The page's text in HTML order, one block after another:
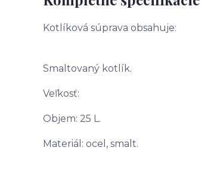
Kotlíková súprava obsahuje:
Smaltovaný kotlík.
Veľkosť:
Objem: 25 L.
Materiál: ocel, smalt.